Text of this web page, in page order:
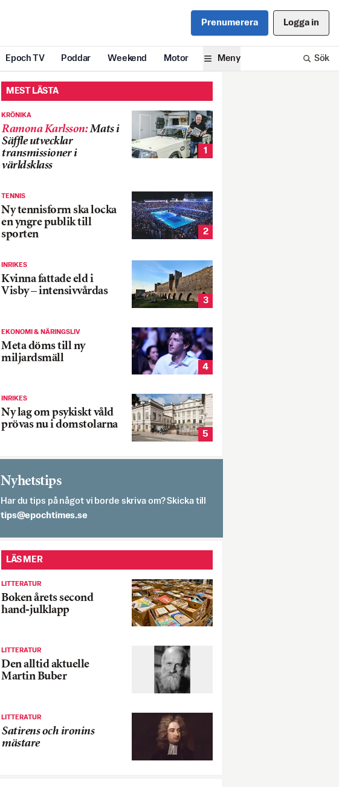
Prenumerera Logga in
Epoch TV Poddar Weekend Motor Meny Sök
MEST LÄSTA
KRÖNIKA
Ramona Karlsson:Mats i
Säffle utvecklar
transmissioner i
världsklass
1
TENNIS
Ny tennisform ska locka
en yngre publik till
sporten
2
INRIKES
Kvinna fattade eld i
Visby – intensivvårdas
3
EKONOMI & NÄRINGSLIV
Meta döms till ny
miljardsmäll
4
INRIKES
Ny lag om psykiskt våld
prövas nu i domstolarna
5
Nyhetstips
Har du tips på något vi borde skriva om? Skicka till
es.semithcope@spit
LÄS MER
LITTERATUR
Boken årets second
hand-julklapp
LITTERATUR
Den alltid aktuelle
Martin Buber
LITTERATUR
Satirens och ironins
mästare